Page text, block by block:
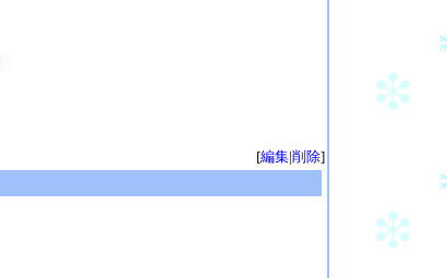
[編集|削除]